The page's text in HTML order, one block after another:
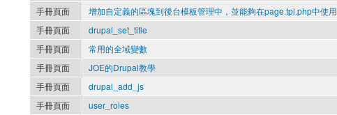
手冊頁面
增加自定義的區塊到後台模板管理中，並能夠在page.tpl.php中使用
手冊頁面
drupal_set_title
手冊頁面
常用的全域變數
手冊頁面
JOE的Drupal教學
手冊頁面
drupal_add_js
手冊頁面
user_roles